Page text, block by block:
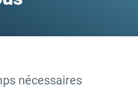
nécessaires